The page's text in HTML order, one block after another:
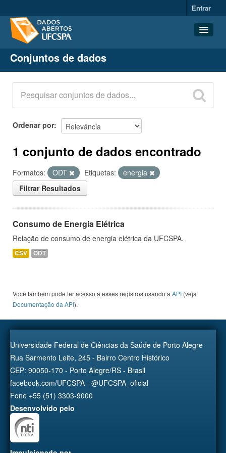
Entrar
Conjuntos de dados
Organizações
Grupos
Sobre
Conjuntos de dados
Ordenar por
1 conjunto de dados encontrado
Formatos: ODT Etiquetas:
energia
Filtrar Resultados
Consumo de Energia Elétrica
Relação de consumo de energia elétrica da UFCSPA.
CSV ODT
Você também pode ter acesso a esses registros usando a API (veja
Documentação da API).
Universidade Federal de Ciências da Saúde de Porto Alegre
Rua Sarmento Leite, 245 - Bairro Centro Histórico
CEP: 90050-170 - Porto Alegre/RS - Brasil
facebook.com/UFCSPA - @UFCSPA_oficial
Fone +55 (51) 3303-9000
Desenvolvido pelo